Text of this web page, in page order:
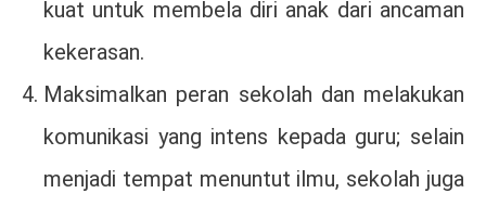
kuat untuk membela diri anak dari ancaman
kekerasan.
Maksimalkan peran sekolah dan melakukan
komunikasi yang intens kepada guru; selain
menjadi tempat menuntut ilmu, sekolah juga